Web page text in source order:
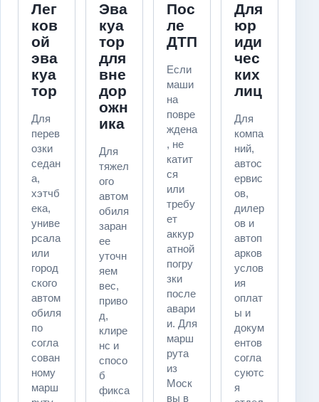
Лег
ков
ой
эва
куа
тор
Для
перев
озки
седан
а,
хэтчб
ека,
униве
рсала
или
город
ского
автом
обиля
по
согла
сован
ному
марш
Эва
куа
тор
для
вне
дор
ожн
ика
Для
тяжел
ого
автом
обиля
заран
ее
уточн
яем
вес,
приво
д,
клире
нс и
спосо
б
фикса
Пос
ле
ДТП
Если
маши
на
повре
ждена
, не
катит
ся
или
требу
ет
аккур
атной
погру
зки
после
авари
и. Для
марш
рута
из
Моск
вы в
Для
юр
иди
чес
ких
лиц
Для
компа
ний,
автос
ервис
ов,
дилер
ов и
автоп
арков
услов
ия
оплат
ы и
докум
ентов
согла
суютс
я